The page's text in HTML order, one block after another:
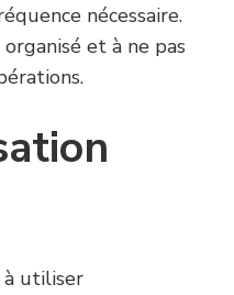
nécessaire.
et à ne pas
à utiliser